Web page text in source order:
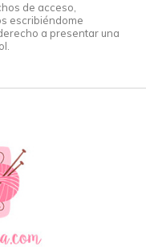
de acceso,
escribiéndome
a presentar una